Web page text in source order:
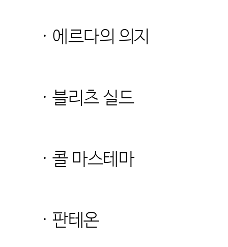
· 에르다의 의지
· 블리츠 실드
· 콜 마스테마
· 판테온